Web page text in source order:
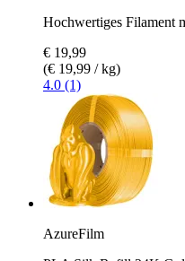
Hochwertiges Filament
€ 19,99
(€ 19,99 / kg)
4.0 (1)
AzureFilm